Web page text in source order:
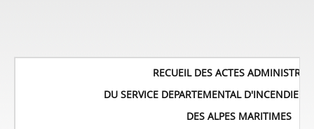
RECUEIL DES ACTES
DU SERVICE DEPARTEMENTAL D'INCENDIE
DES ALPES MARITIMES